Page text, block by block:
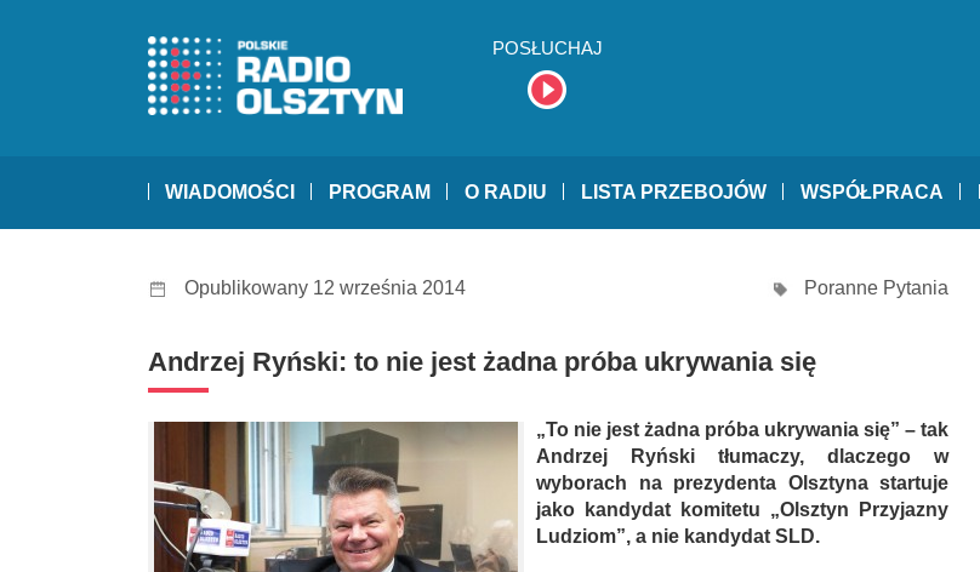
POSŁUCHAJ
WIADOMOŚCI PROGRAM O RADIU LISTA PRZEBOJÓW WSPÓŁPRACA
Opublikowany 12 września 2014 Poranne Pytania
Andrzej Ryński: to nie jest żadna próba ukrywania się
„To nie jest żadna próba ukrywania się” – tak
Andrzej Ryński tłumaczy, dlaczego w
wyborach na prezydenta Olsztyna startuje
jako kandydat komitetu „Olsztyn Przyjazny
Ludziom”, a nie kandydat SLD.